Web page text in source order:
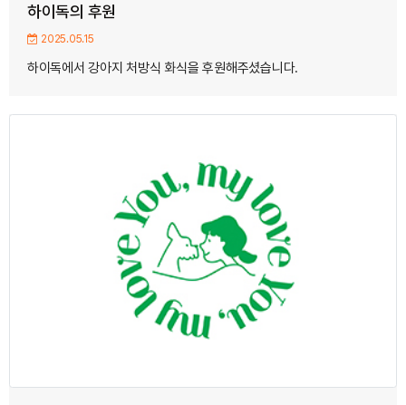
하이독의 후원
2025.05.15
하이독에서 강아지 처방식 화식을 후원해주셨습니다.